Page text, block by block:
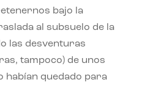
bajo la
al subsuelo de la
las desventuras
tampoco) de unos
habían quedado para